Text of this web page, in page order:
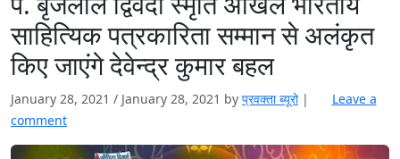
साहित्यिक पत्रकारिता सम्मान से अलंकृत
किए जाएंगे देवेन्द्र कुमार बहल
January 28, 2021 / January 28, 2021 by प्रवक्‍ता ब्यूरो |
Leave a
comment